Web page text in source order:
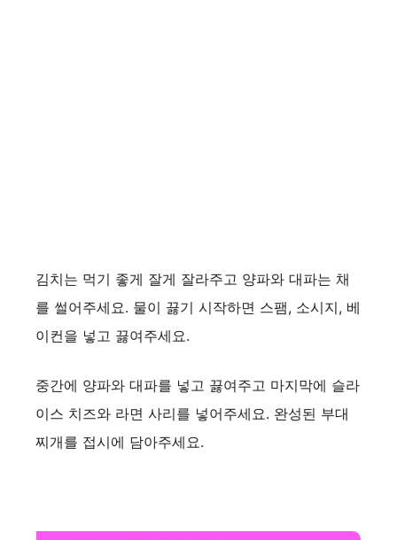
김치는 먹기 좋게 잘게 잘라주고 양파와 대파는 채
를 썰어주세요. 물이 끓기 시작하면 스팸, 소시지, 베
이컨을 넣고 끓여주세요.
중간에 양파와 대파를 넣고 끓여주고 마지막에 슬라
이스 치즈와 라면 사리를 넣어주세요. 완성된 부대
찌개를 접시에 담아주세요.